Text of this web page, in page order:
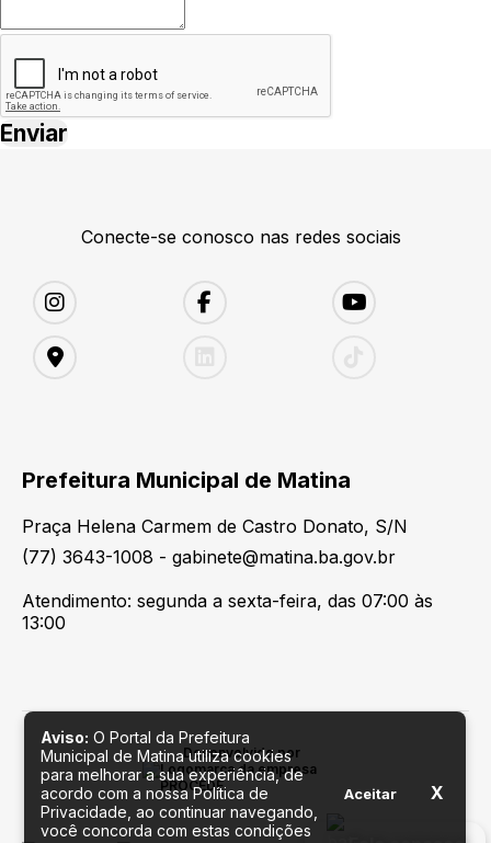
Conecte-se conosco nas redes sociais
Prefeitura Municipal de Matina
Praça Helena Carmem de Castro Donato, S/N
(77) 3643-1008 - gabinete@matina.ba.gov.br
Atendimento: segunda a sexta-feira, das 07:00 às
13:00
Desenvolvido por
Aviso: O Portal da Prefeitura
Municipal de Matina utiliza cookies
para melhorar a sua experiência, de
acordo com a nossa Política de
Privacidade, ao continuar navegando,
você concorda com estas condições
Aceitar X